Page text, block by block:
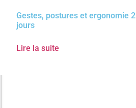
Gestes, postures et ergonomie 2
jours
Lire la suite